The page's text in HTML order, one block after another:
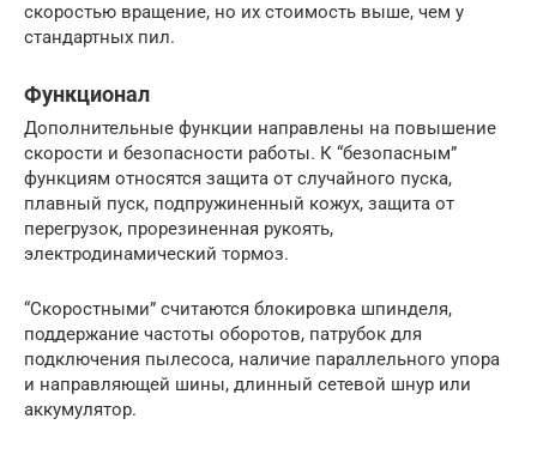
скоростью вращение, но их стоимость выше, чем у
стандартных пил.
Функционал
Дополнительные функции направлены на повышение
скорости и безопасности работы. К “безопасным”
функциям относятся защита от случайного пуска,
плавный пуск, подпружиненный кожух, защита от
перегрузок, прорезиненная рукоять,
электродинамический тормоз.
“Скоростными” считаются блокировка шпинделя,
поддержание частоты оборотов, патрубок для
подключения пылесоса, наличие параллельного упора
и направляющей шины, длинный сетевой шнур или
аккумулятор.